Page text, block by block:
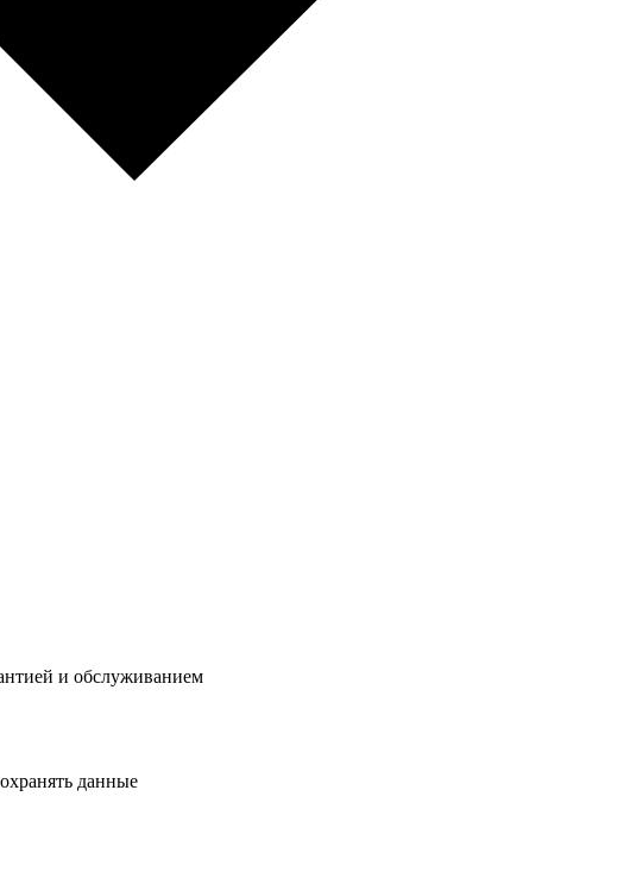
и обслуживанием
данные